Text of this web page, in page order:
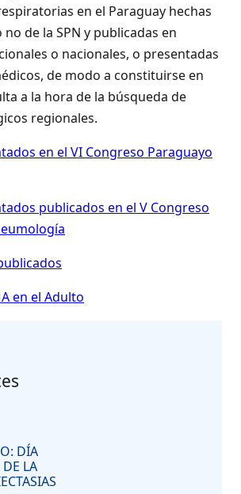
en el Paraguay hechas
de la SPN y publicadas en
o nacionales, o presentadas
de modo a constituirse en
a la hora de la búsqueda de
regionales.
en el VI Congreso Paraguayo
publicados en el V Congreso
en el Adulto
DÍA
LA